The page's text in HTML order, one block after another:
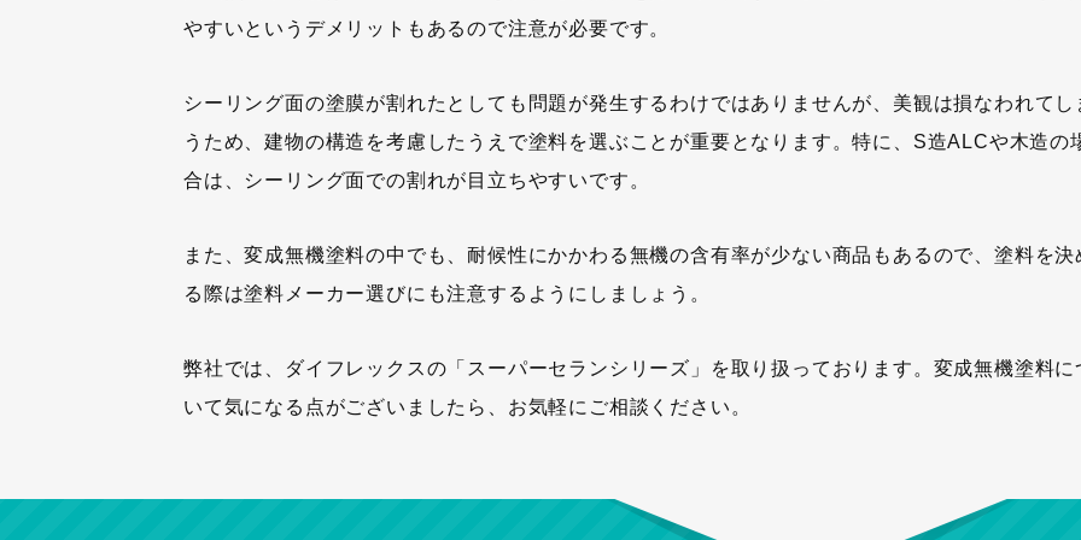
やすいというデメリットもあるので注意が必要です。
シーリング面の塗膜が割れたとしても問題が発生するわけではありませんが、美観は損なわれてし
うため、建物の構造を考慮したうえで塗料を選ぶことが重要となります。特に、S造ALCや木造の
合は、シーリング面での割れが目立ちやすいです。
また、変成無機塗料の中でも、耐候性にかかわる無機の含有率が少ない商品もあるので、塗料を決
る際は塗料メーカー選びにも注意するようにしましょう。
弊社では、ダイフレックスの「スーパーセランシリーズ」を取り扱っております。変成無機塗料に
いて気になる点がございましたら、お気軽にご相談ください。